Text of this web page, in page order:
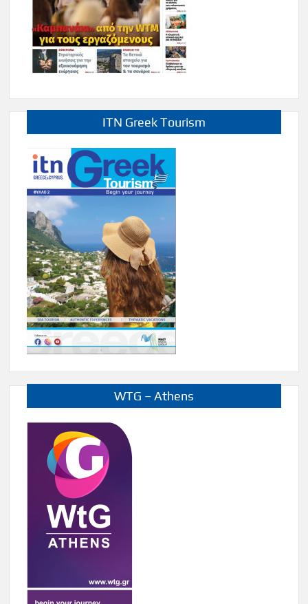
ITN Greek Tourism
WTG – Athens